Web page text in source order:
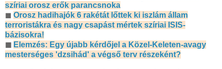
szíriai orosz erők parancsnoka
◼ Orosz hadihajók 6 rakétát lőttek ki iszlám állam
terroristákra és nagy csapást mértek szíriai ISIS-
bázisokra!
◼ Elemzés: Egy újabb kérdőjel a Közel-Keleten-avagy
mesterséges 'dzsihád' a végső terv részeként?